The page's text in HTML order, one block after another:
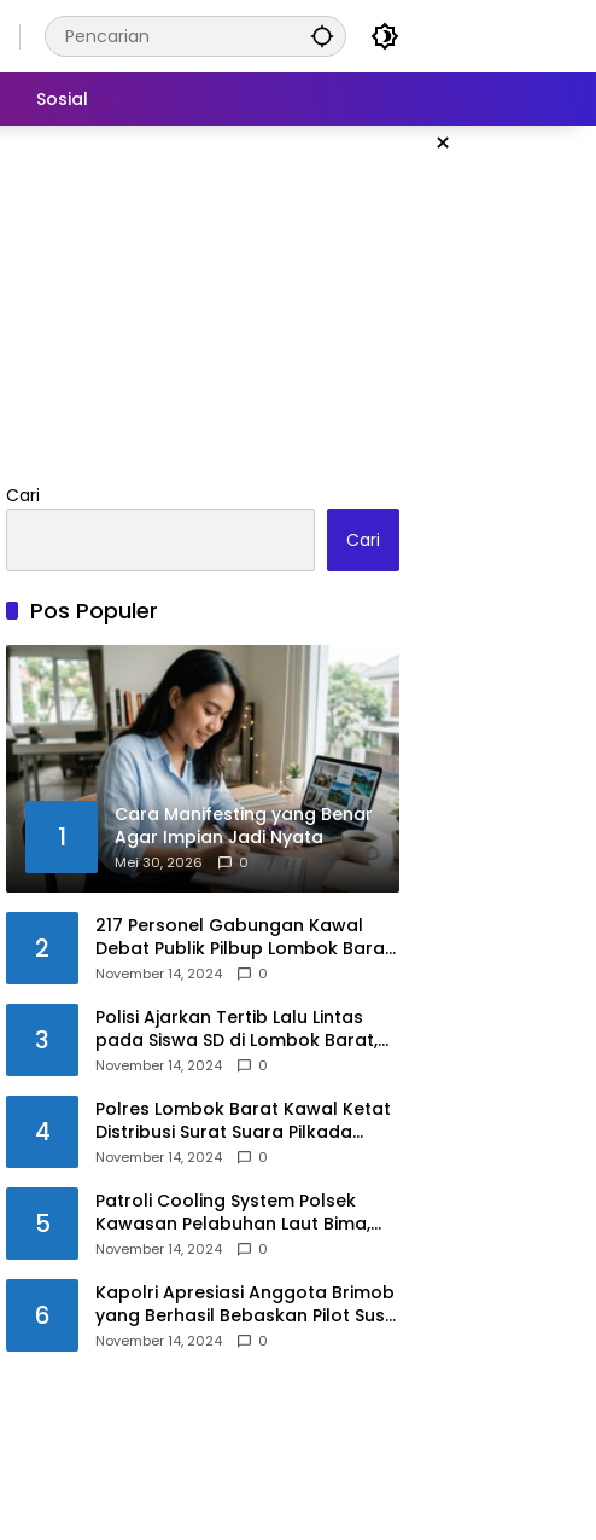
Sosial
×
Cari
Cari
Pos Populer
1
Cara Manifesting yang Benar
Agar Impian Jadi Nyata
Mei 30, 2026 0
2
217 Personel Gabungan Kawal
Debat Publik Pilbup Lombok Barat
2024
November 14, 2024 0
3
Polisi Ajarkan Tertib Lalu Lintas
pada Siswa SD di Lombok Barat,
Apa Saja Materinya?
November 14, 2024 0
4
Polres Lombok Barat Kawal Ketat
Distribusi Surat Suara Pilkada
2024
November 14, 2024 0
5
Patroli Cooling System Polsek
Kawasan Pelabuhan Laut Bima,
Ciptakan Pilkada Serentak 2024
November 14, 2024 0
6
Kapolri Apresiasi Anggota Brimob
yang Berhasil Bebaskan Pilot Susi
Air Korban Penyanderaan KKB
November 14, 2024 0